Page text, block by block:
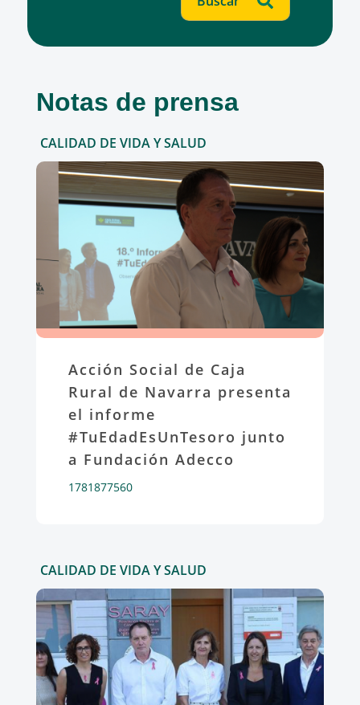
Notas de prensa
CALIDAD DE VIDA Y SALUD
Acción Social de Caja
Rural de Navarra presenta
el informe
#TuEdadEsUnTesoro junto
a Fundación Adecco
1781877560
CALIDAD DE VIDA Y SALUD